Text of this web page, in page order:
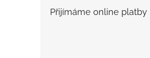
Přijímáme online platby